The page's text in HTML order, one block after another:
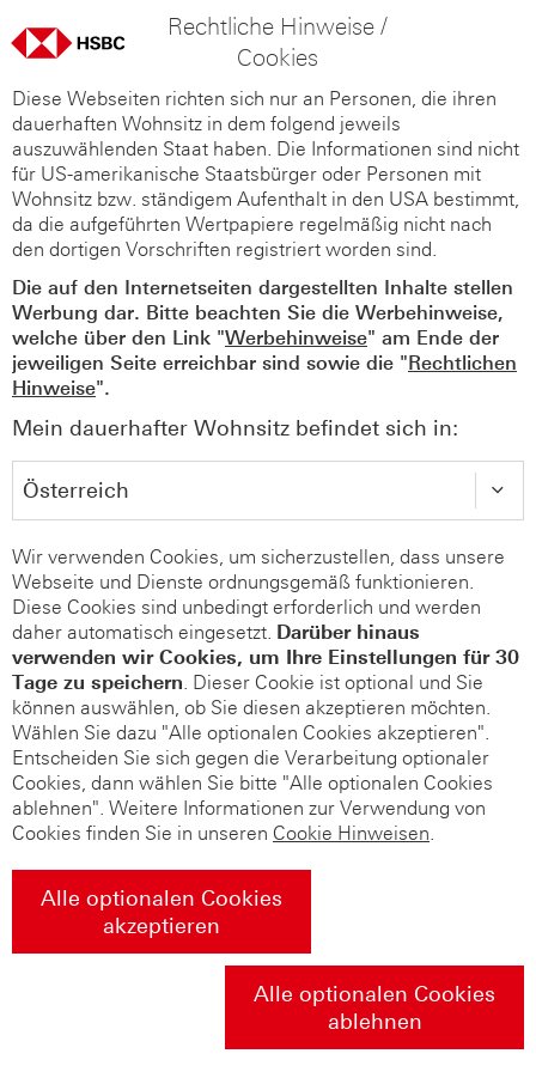
Rechtliche Hinweise /
Cookies
Diese Webseiten richten sich nur an Personen, die ihren
dauerhaften Wohnsitz in dem folgend jeweils
auszuwählenden Staat haben. Die Informationen sind nicht
für US-amerikanische Staatsbürger oder Personen mit
Wohnsitz bzw. ständigem Aufenthalt in den USA bestimmt,
da die aufgeführten Wertpapiere regelmäßig nicht nach
den dortigen Vorschriften registriert worden sind.
Die auf den Internetseiten dargestellten Inhalte stellen
Werbung dar. Bitte beachten Sie die Werbehinweise,
welche über den Link "Werbehinweise" am Ende der
jeweiligen Seite erreichbar sind sowie die "Rechtlichen
Hinweise".
Mein dauerhafter Wohnsitz befindet sich in:
Wir verwenden Cookies, um sicherzustellen, dass unsere
Webseite und Dienste ordnungsgemäß funktionieren.
Diese Cookies sind unbedingt erforderlich und werden
daher automatisch eingesetzt. Darüber hinaus
verwenden wir Cookies, um Ihre Einstellungen für 30
Tage zu speichern. Dieser Cookie ist optional und Sie
können auswählen, ob Sie diesen akzeptieren möchten.
Wählen Sie dazu "Alle optionalen Cookies akzeptieren".
Entscheiden Sie sich gegen die Verarbeitung optionaler
Cookies, dann wählen Sie bitte "Alle optionalen Cookies
ablehnen". Weitere Informationen zur Verwendung von
Cookies finden Sie in unseren Cookie Hinweisen.
Alle optionalen Cookies
akzeptieren
Alle optionalen Cookies
ablehnen